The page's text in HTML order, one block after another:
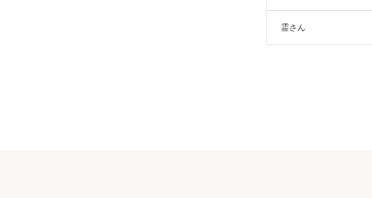
霊さん